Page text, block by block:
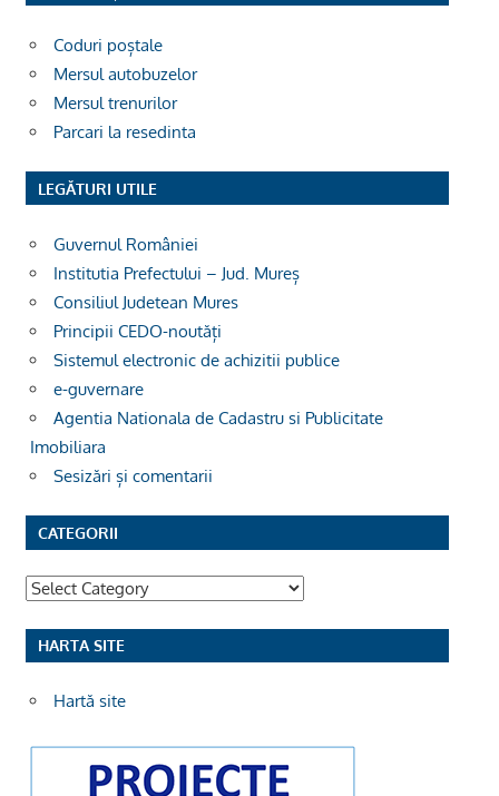
Coduri poștale
Mersul autobuzelor
Mersul trenurilor
Parcari la resedinta
LEGĂTURI UTILE
Guvernul României
Institutia Prefectului – Jud. Mureș
Consiliul Judetean Mures
Principii CEDO-noutăți
Sistemul electronic de achizitii publice
e-guvernare
Agentia Nationala de Cadastru si Publicitate
Imobiliara
Sesizări și comentarii
CATEGORII
Categorii
HARTA SITE
Hartă site